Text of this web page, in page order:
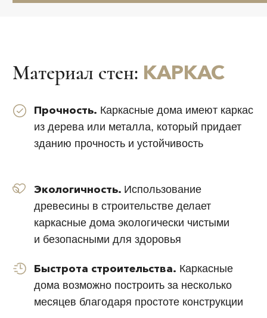
с геологией участка
Сваи: винтовые/